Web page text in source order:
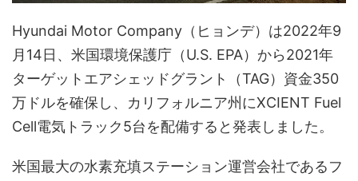
Hyundai Motor Company（ヒョンデ）は2022年9
月14日、米国環境保護庁（U.S. EPA）から2021年
ターゲットエアシェッドグラント（TAG）資金350
万ドルを確保し、カリフォルニア州にXCIENT Fuel
Cell電気トラック5台を配備すると発表しました。
米国最大の水素充填ステーション運営会社であるフ